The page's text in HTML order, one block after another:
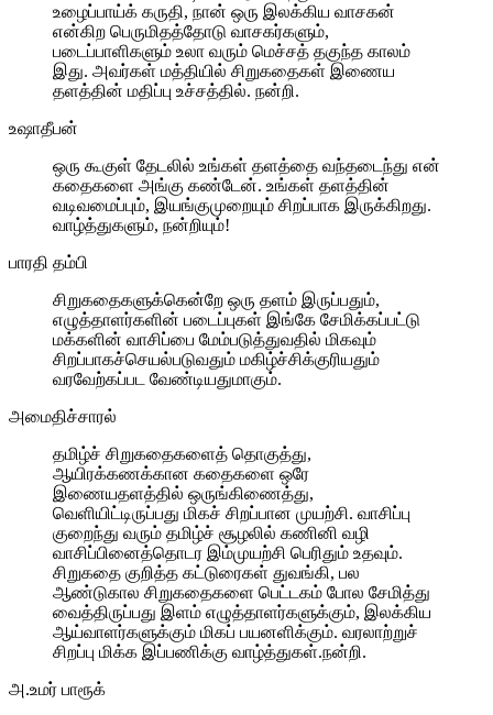
உழைப்பாய்க் கருதி, நான் ஒரு இலக்கிய வாசகன்
என்கிற பெருமிதத்தோடு வாசகர்களும்,
படைப்பாளிகளும் உலா வரும் மெச்சத் தகுந்த காலம்
இது. அவர்கள் மத்தியில் சிறுகதைகள் இணைய
தளத்தின் மதிப்பு உச்சத்தில். நன்றி.
உஷாதீபன்
ஒரு கூகுள் தேடலில் உங்கள் தளத்தை வந்தடைந்து என்
கதைகளை அங்கு கண்டேன். உங்கள் தளத்தின்
வடிவமைப்பும், இயங்குமுறையும் சிறப்பாக இருக்கிறது.
வாழ்த்துகளும், நன்றியும்!
பாரதி தம்பி
சிறுகதைகளுக்கென்றே ஒரு தளம் இருப்பதும்,
எழுத்தாளர்களின் படைப்புகள் இங்கே சேமிக்கப்பட்டு
மக்களின் வாசிப்பை மேம்படுத்துவதில் மிகவும்
சிறப்பாகச்செயல்படுவதும் மகிழ்ச்சிக்குரியதும்
வரவேற்கப்பட வேண்டியதுமாகும்.
அமைதிச்சாரல்
தமிழ்ச் சிறுகதைகளைத் தொகுத்து,
ஆயிரக்கணக்கான கதைகளை ஒரே
இணையதளத்தில் ஒருங்கிணைத்து,
வெளியிட்டிருப்பது மிகச் சிறப்பான முயற்சி. வாசிப்பு
குறைந்து வரும் தமிழ்ச் சூழலில் கணினி வழி
வாசிப்பினைத்தொடர இம்முயற்சி பெரிதும் உதவும்.
சிறுகதை குறித்த கட்டுரைகள் துவங்கி, பல
ஆண்டுகால சிறுகதைகளை பெட்டகம் போல சேமித்து
வைத்திருப்பது இளம் எழுத்தாளர்களுக்கும், இலக்கிய
ஆய்வாளர்களுக்கும் மிகப் பயனளிக்கும். வரலாற்றுச்
சிறப்பு மிக்க இப்பணிக்கு வாழ்த்துகள்.நன்றி.
அ.உமர் பாரூக்